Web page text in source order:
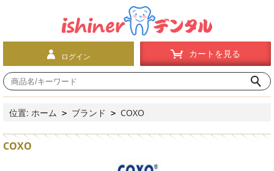
ログイン カートを見る
位置: ホーム > ブランド > COXO
COXO